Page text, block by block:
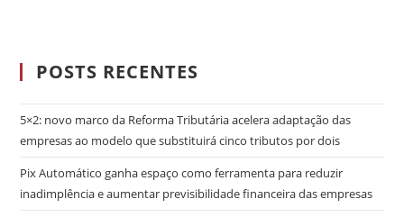
POSTS RECENTES
5×2: novo marco da Reforma Tributária acelera adaptação das
empresas ao modelo que substituirá cinco tributos por dois
Pix Automático ganha espaço como ferramenta para reduzir
inadimplência e aumentar previsibilidade financeira das empresas